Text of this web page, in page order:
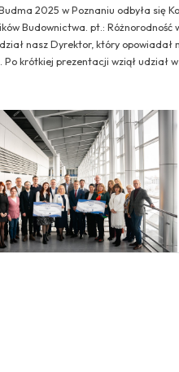
2025 w Poznaniu odbyła się
Budownictwa. pt.:
nasz Dyrektor, który
krótkiej prezentacji wziął udział